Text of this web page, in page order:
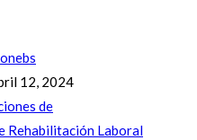
12, 2024
de
Rehabilitación Laboral